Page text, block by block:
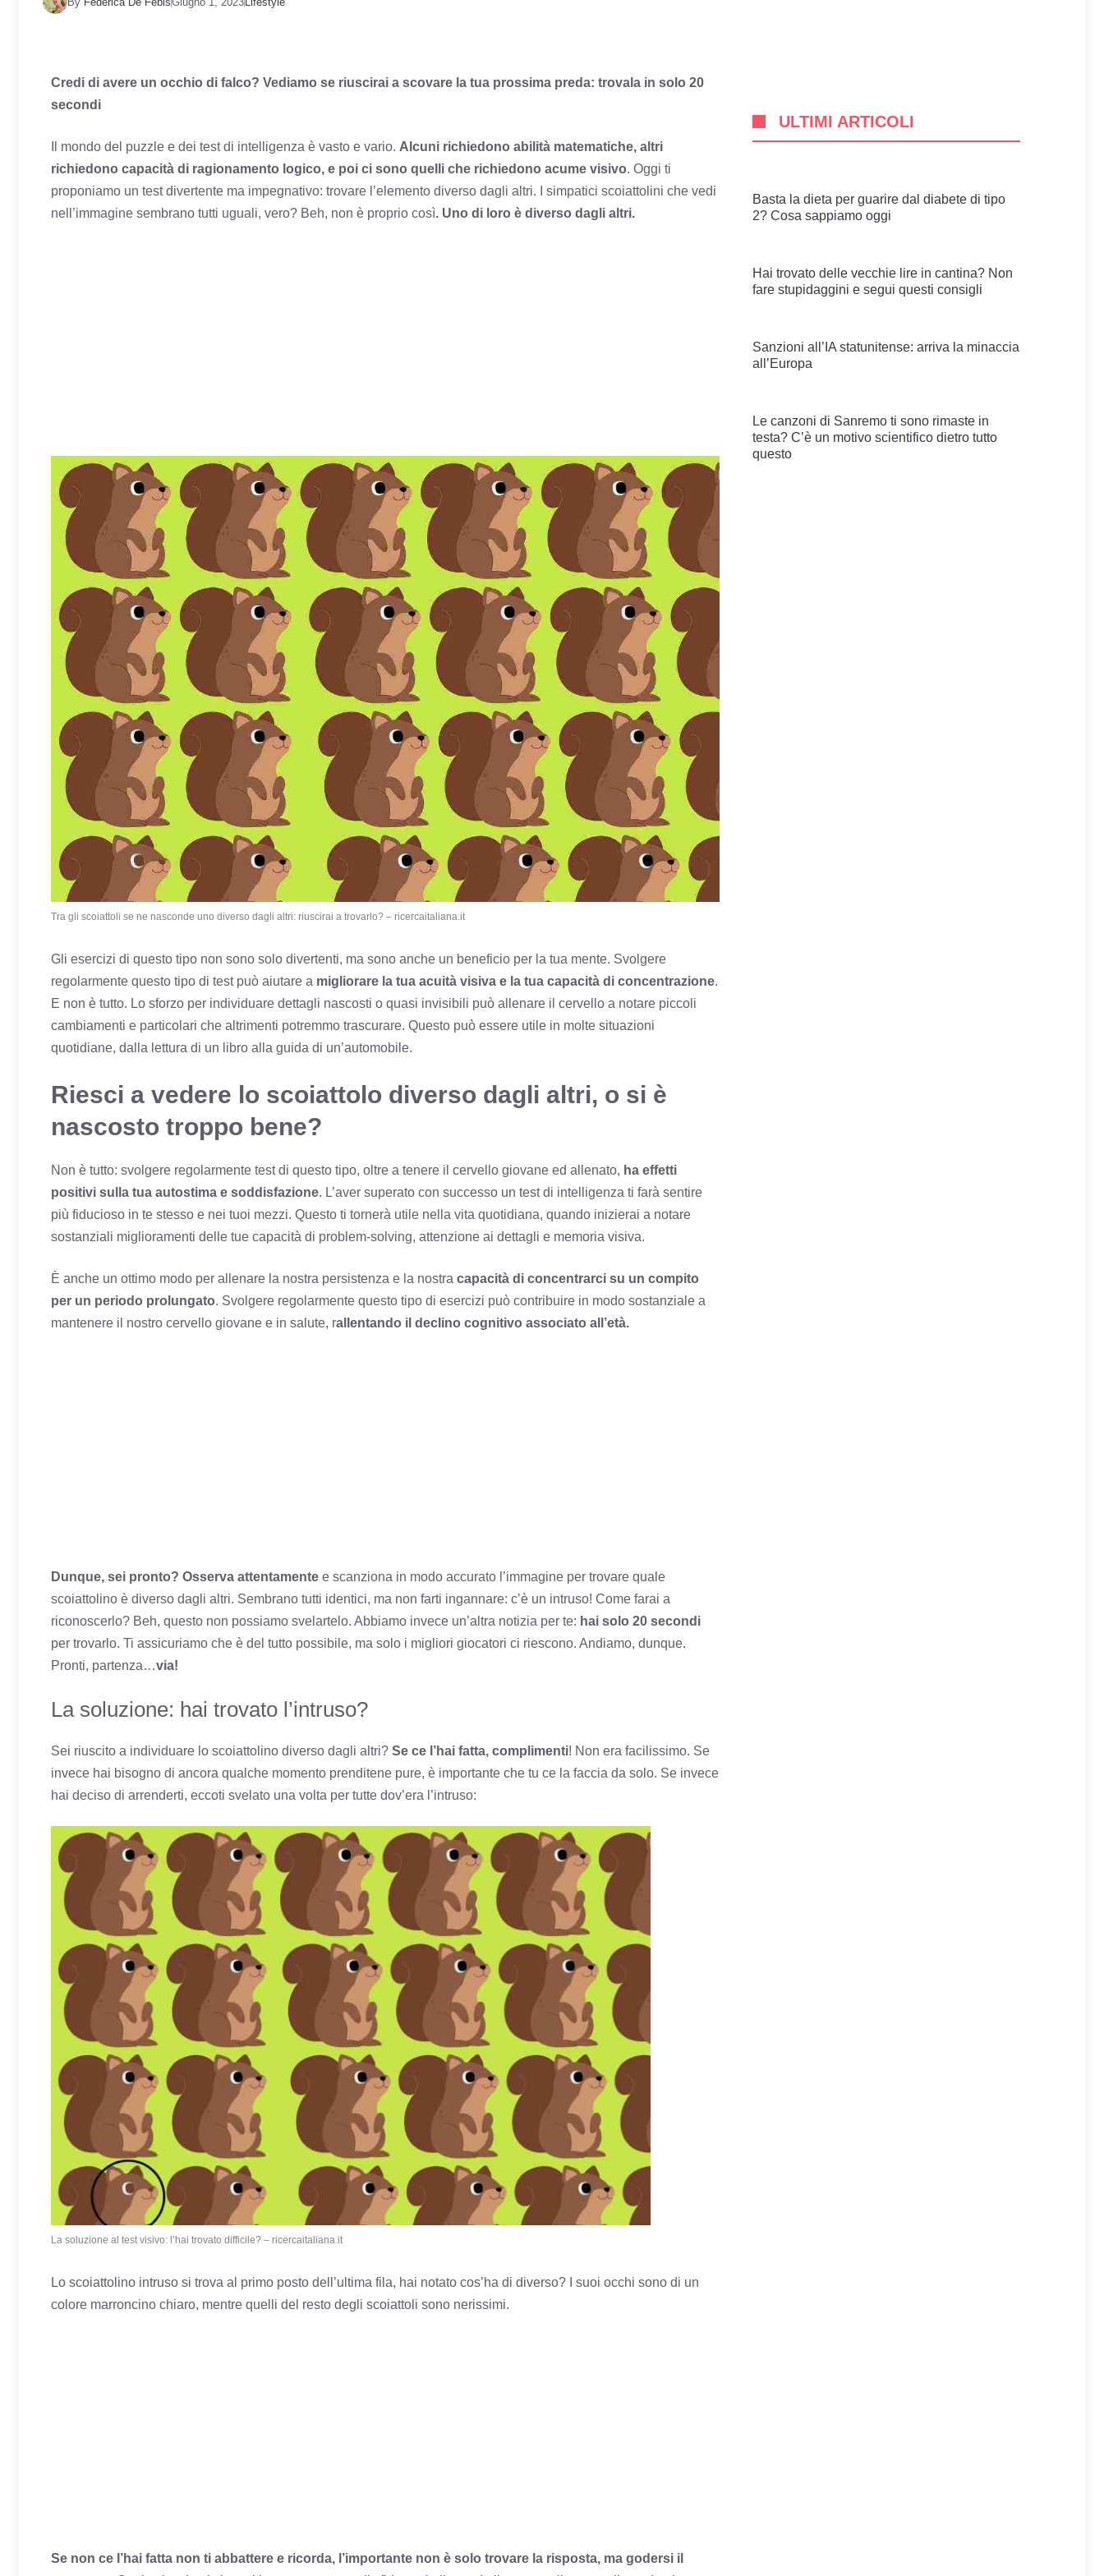
Credi di avere un occhio di falco? Vediamo se riuscirai a scovare la tua prossima preda: trovala in solo 20
secondi
Il mondo del puzzle e dei test di intelligenza è vasto e vario. Alcuni richiedono abilità matematiche, altri
richiedono capacità di ragionamento logico, e poi ci sono quelli che richiedono acume visivo. Oggi ti
proponiamo un test divertente ma impegnativo: trovare l’elemento diverso dagli altri. I simpatici scoiattolini che vedi
nell’immagine sembrano tutti uguali, vero? Beh, non è proprio così. Uno di loro è diverso dagli altri.
Tra gli scoiattoli se ne nasconde uno diverso dagli altri: riuscirai a trovarlo? – ricercaitaliana.it
Gli esercizi di questo tipo non sono solo divertenti, ma sono anche un beneficio per la tua mente. Svolgere
regolarmente questo tipo di test può aiutare a migliorare la tua acuità visiva e la tua capacità di concentrazione.
E non è tutto. Lo sforzo per individuare dettagli nascosti o quasi invisibili può allenare il cervello a notare piccoli
cambiamenti e particolari che altrimenti potremmo trascurare. Questo può essere utile in molte situazioni
quotidiane, dalla lettura di un libro alla guida di un’automobile.
Riesci a vedere lo scoiattolo diverso dagli altri, o si è
nascosto troppo bene?
Non è tutto: svolgere regolarmente test di questo tipo, oltre a tenere il cervello giovane ed allenato, ha effetti
positivi sulla tua autostima e soddisfazione. L’aver superato con successo un test di intelligenza ti farà sentire
più fiducioso in te stesso e nei tuoi mezzi. Questo ti tornerà utile nella vita quotidiana, quando inizierai a notare
sostanziali miglioramenti delle tue capacità di problem-solving, attenzione ai dettagli e memoria visiva.
È anche un ottimo modo per allenare la nostra persistenza e la nostra capacità di concentrarci su un compito
per un periodo prolungato. Svolgere regolarmente questo tipo di esercizi può contribuire in modo sostanziale a
mantenere il nostro cervello giovane e in salute, rallentando il declino cognitivo associato all’età.
Dunque, sei pronto? Osserva attentamente e scanziona in modo accurato l’immagine per trovare quale
scoiattolino è diverso dagli altri. Sembrano tutti identici, ma non farti ingannare: c’è un intruso! Come farai a
riconoscerlo? Beh, questo non possiamo svelartelo. Abbiamo invece un’altra notizia per te: hai solo 20 secondi
per trovarlo. Ti assicuriamo che è del tutto possibile, ma solo i migliori giocatori ci riescono. Andiamo, dunque.
Pronti, partenza…via!
La soluzione: hai trovato l’intruso?
Sei riuscito a individuare lo scoiattolino diverso dagli altri? Se ce l’hai fatta, complimenti! Non era facilissimo. Se
invece hai bisogno di ancora qualche momento prenditene pure, è importante che tu ce la faccia da solo. Se invece
hai deciso di arrenderti, eccoti svelato una volta per tutte dov’era l’intruso:
La soluzione al test visivo: l’hai trovato difficile? – ricercaitaliana.it
Lo scoiattolino intruso si trova al primo posto dell’ultima fila, hai notato cos’ha di diverso? I suoi occhi sono di un
colore marroncino chiaro, mentre quelli del resto degli scoiattoli sono nerissimi.
Se non ce l’hai fatta non ti abbattere e ricorda, l’importante non è solo trovare la risposta, ma godersi il
ULTIMI ARTICOLI
Basta la dieta per guarire dal diabete di tipo
2? Cosa sappiamo oggi
Hai trovato delle vecchie lire in cantina? Non
fare stupidaggini e segui questi consigli
Sanzioni all’IA statunitense: arriva la minaccia
all’Europa
Le canzoni di Sanremo ti sono rimaste in
testa? C’è un motivo scientifico dietro tutto
questo